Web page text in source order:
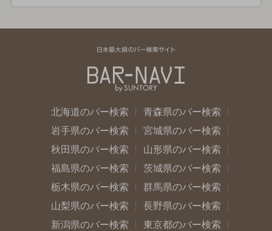
北海道のバー検索
青森県のバー検索
岩手県のバー検索
宮城県のバー検索
秋田県のバー検索
山形県のバー検索
福島県のバー検索
茨城県のバー検索
栃木県のバー検索
群馬県のバー検索
山梨県のバー検索
長野県のバー検索
新潟県のバー検索
東京都のバー検索